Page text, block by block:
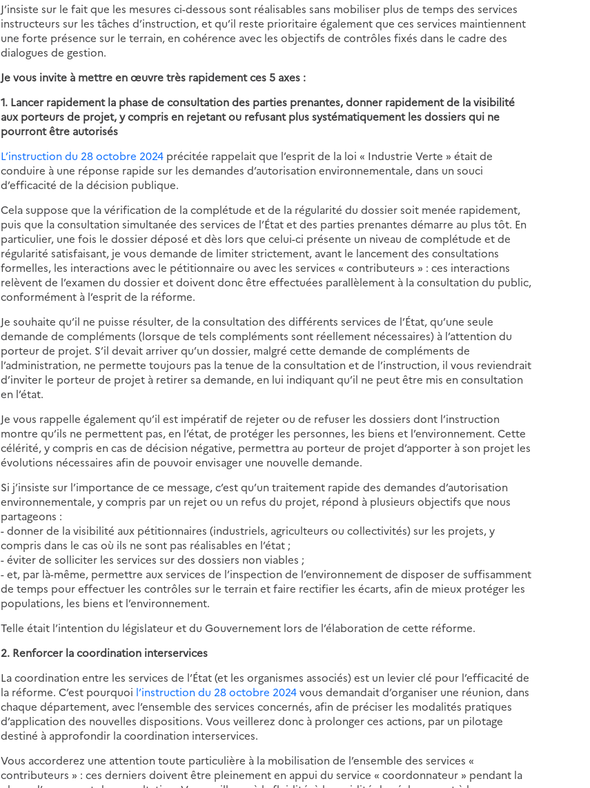
J’insiste sur le fait que les mesures ci-dessous sont réalisables sans mobiliser plus de temps des services
instructeurs sur les tâches d’instruction, et qu’il reste prioritaire également que ces services maintiennent
une forte présence sur le terrain, en cohérence avec les objectifs de contrôles fixés dans le cadre des
dialogues de gestion.
Je vous invite à mettre en œuvre très rapidement ces 5 axes :
1. Lancer rapidement la phase de consultation des parties prenantes, donner rapidement de la visibilité
aux porteurs de projet, y compris en rejetant ou refusant plus systématiquement les dossiers qui ne
pourront être autorisés
L’instruction du 28 octobre 2024 précitée rappelait que l’esprit de la loi « Industrie Verte » était de
conduire à une réponse rapide sur les demandes d’autorisation environnementale, dans un souci
d’efficacité de la décision publique.
Cela suppose que la vérification de la complétude et de la régularité du dossier soit menée rapidement,
puis que la consultation simultanée des services de l’État et des parties prenantes démarre au plus tôt. En
particulier, une fois le dossier déposé et dès lors que celui-ci présente un niveau de complétude et de
régularité satisfaisant, je vous demande de limiter strictement, avant le lancement des consultations
formelles, les interactions avec le pétitionnaire ou avec les services « contributeurs » : ces interactions
relèvent de l’examen du dossier et doivent donc être effectuées parallèlement à la consultation du public,
conformément à l’esprit de la réforme.
Je souhaite qu’il ne puisse résulter, de la consultation des différents services de l’État, qu’une seule
demande de compléments (lorsque de tels compléments sont réellement nécessaires) à l’attention du
porteur de projet. S’il devait arriver qu’un dossier, malgré cette demande de compléments de
l’administration, ne permette toujours pas la tenue de la consultation et de l’instruction, il vous reviendrait
d’inviter le porteur de projet à retirer sa demande, en lui indiquant qu’il ne peut être mis en consultation
en l’état.
Je vous rappelle également qu’il est impératif de rejeter ou de refuser les dossiers dont l’instruction
montre qu’ils ne permettent pas, en l’état, de protéger les personnes, les biens et l’environnement. Cette
célérité, y compris en cas de décision négative, permettra au porteur de projet d’apporter à son projet les
évolutions nécessaires afin de pouvoir envisager une nouvelle demande.
Si j’insiste sur l’importance de ce message, c’est qu’un traitement rapide des demandes d’autorisation
environnementale, y compris par un rejet ou un refus du projet, répond à plusieurs objectifs que nous
partageons :
- donner de la visibilité aux pétitionnaires (industriels, agriculteurs ou collectivités) sur les projets, y
compris dans le cas où ils ne sont pas réalisables en l’état ;
- éviter de solliciter les services sur des dossiers non viables ;
- et, par là-même, permettre aux services de l’inspection de l’environnement de disposer de suffisamment
de temps pour effectuer les contrôles sur le terrain et faire rectifier les écarts, afin de mieux protéger les
populations, les biens et l’environnement.
Telle était l’intention du législateur et du Gouvernement lors de l’élaboration de cette réforme.
2. Renforcer la coordination interservices
La coordination entre les services de l’État (et les organismes associés) est un levier clé pour l’efficacité de
la réforme. C’est pourquoi l’instruction du 28 octobre 2024vous demandait d’organiser une réunion, dans
chaque département, avec l’ensemble des services concernés, afin de préciser les modalités pratiques
d’application des nouvelles dispositions. Vous veillerez donc à prolonger ces actions, par un pilotage
destiné à approfondir la coordination interservices.
Vous accorderez une attention toute particulière à la mobilisation de l’ensemble des services «
contributeurs » : ces derniers doivent être pleinement en appui du service « coordonnateur » pendant la